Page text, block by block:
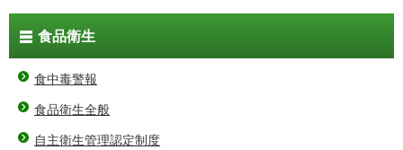
食品衛生
食中毒警報
食品衛生全般
自主衛生管理認定制度